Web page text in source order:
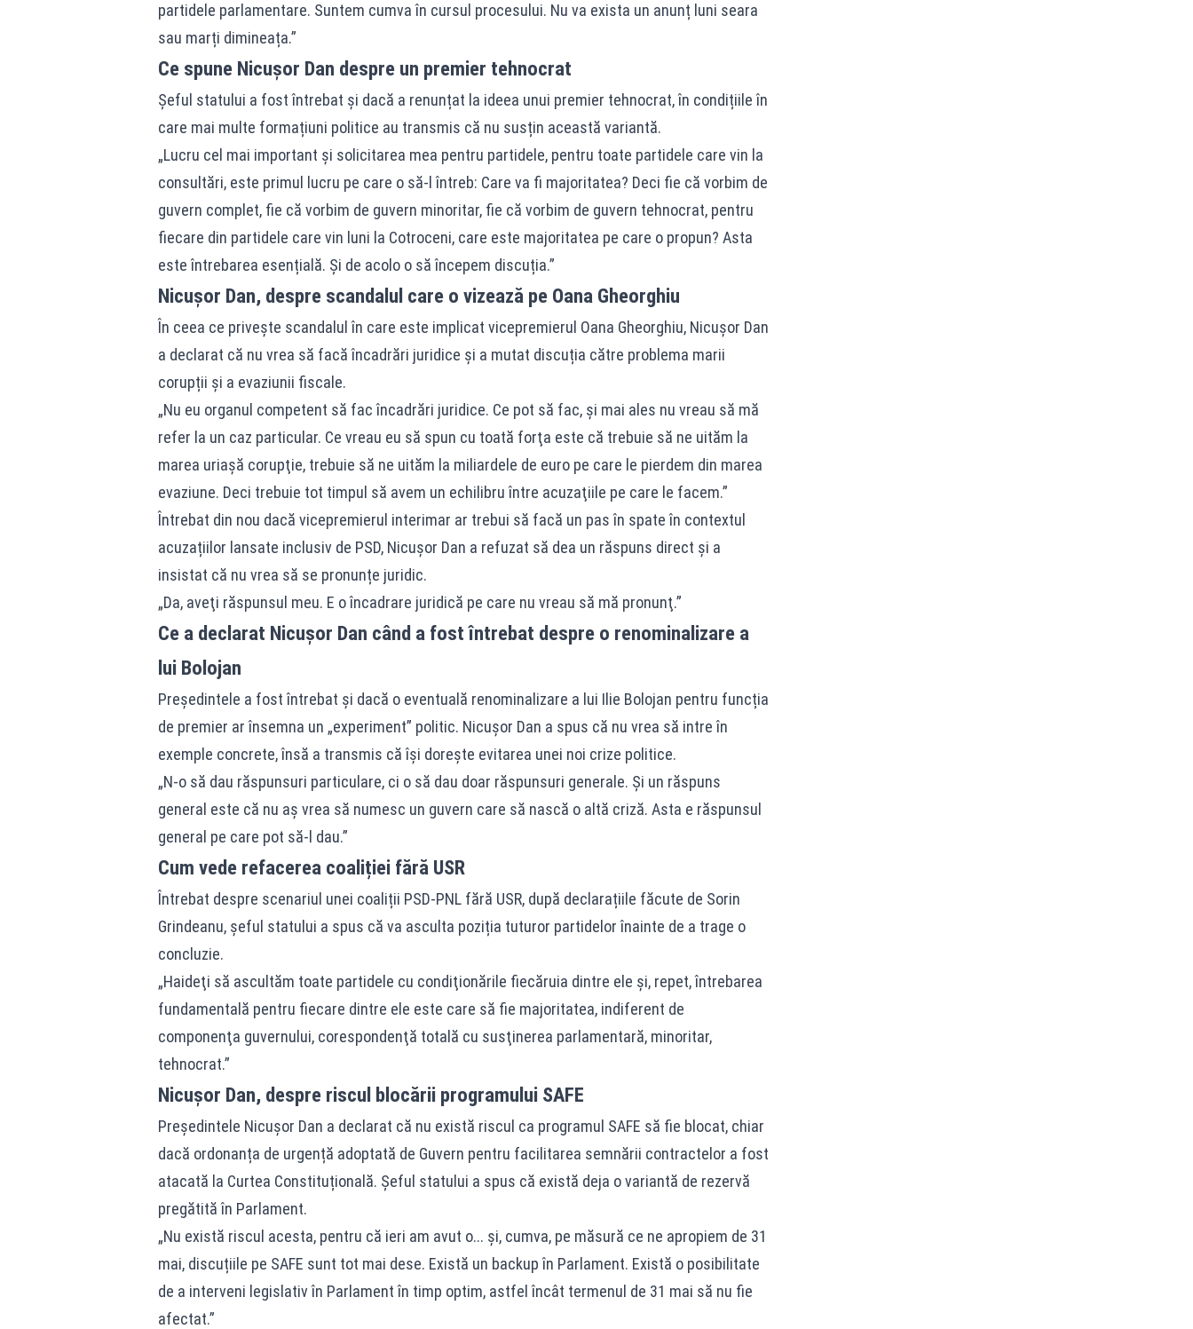
partidele parlamentare. Suntem cumva în cursul procesului. Nu va exista un anunț luni seara
sau marți dimineața.”
Ce spune Nicușor Dan despre un premier tehnocrat
Șeful statului a fost întrebat și dacă a renunțat la ideea unui premier tehnocrat, în condițiile în
care mai multe formațiuni politice au transmis că nu susțin această variantă.
„Lucru cel mai important și solicitarea mea pentru partidele, pentru toate partidele care vin la
consultări, este primul lucru pe care o să-l întreb: Care va fi majoritatea? Deci fie că vorbim de
guvern complet, fie că vorbim de guvern minoritar, fie că vorbim de guvern tehnocrat, pentru
fiecare din partidele care vin luni la Cotroceni, care este majoritatea pe care o propun? Asta
este întrebarea esențială. Și de acolo o să începem discuția.”
Nicușor Dan, despre scandalul care o vizează pe Oana Gheorghiu
În ceea ce privește scandalul în care este implicat vicepremierul Oana Gheorghiu, Nicușor Dan
a declarat că nu vrea să facă încadrări juridice și a mutat discuția către problema marii
corupții și a evaziunii fiscale.
„Nu eu organul competent să fac încadrări juridice. Ce pot să fac, şi mai ales nu vreau să mă
refer la un caz particular. Ce vreau eu să spun cu toată forţa este că trebuie să ne uităm la
marea uriaşă corupţie, trebuie să ne uităm la miliardele de euro pe care le pierdem din marea
evaziune. Deci trebuie tot timpul să avem un echilibru între acuzaţiile pe care le facem.”
Întrebat din nou dacă vicepremierul interimar ar trebui să facă un pas în spate în contextul
acuzațiilor lansate inclusiv de PSD, Nicușor Dan a refuzat să dea un răspuns direct și a
insistat că nu vrea să se pronunțe juridic.
„Da, aveţi răspunsul meu. E o încadrare juridică pe care nu vreau să mă pronunţ.”
Ce a declarat Nicușor Dan când a fost întrebat despre o renominalizare a
lui Bolojan
Președintele a fost întrebat și dacă o eventuală renominalizare a lui Ilie Bolojan pentru funcția
de premier ar însemna un „experiment” politic. Nicușor Dan a spus că nu vrea să intre în
exemple concrete, însă a transmis că își dorește evitarea unei noi crize politice.
„N-o să dau răspunsuri particulare, ci o să dau doar răspunsuri generale. Şi un răspuns
general este că nu aş vrea să numesc un guvern care să nască o altă criză. Asta e răspunsul
general pe care pot să-l dau.”
Cum vede refacerea coaliției fără USR
Întrebat despre scenariul unei coaliții PSD-PNL fără USR, după declarațiile făcute de Sorin
Grindeanu, șeful statului a spus că va asculta poziția tuturor partidelor înainte de a trage o
concluzie.
„Haideţi să ascultăm toate partidele cu condiţionările fiecăruia dintre ele şi, repet, întrebarea
fundamentală pentru fiecare dintre ele este care să fie majoritatea, indiferent de
componenţa guvernului, corespondenţă totală cu susţinerea parlamentară, minoritar,
tehnocrat.”
Nicușor Dan, despre riscul blocării programului SAFE
Președintele Nicușor Dan a declarat că nu există riscul ca programul SAFE să fie blocat, chiar
dacă ordonanța de urgență adoptată de Guvern pentru facilitarea semnării contractelor a fost
atacată la Curtea Constituțională. Șeful statului a spus că există deja o variantă de rezervă
pregătită în Parlament.
„Nu există riscul acesta, pentru că ieri am avut o... și, cumva, pe măsură ce ne apropiem de 31
mai, discuțiile pe SAFE sunt tot mai dese. Există un backup în Parlament. Există o posibilitate
de a interveni legislativ în Parlament în timp optim, astfel încât termenul de 31 mai să nu fie
afectat.”